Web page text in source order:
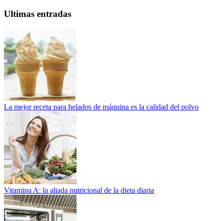
Ultimas entradas
La mejor receta para helados de máquina es la calidad del polvo
Vitamina A: la aliada nutricional de la dieta diaria